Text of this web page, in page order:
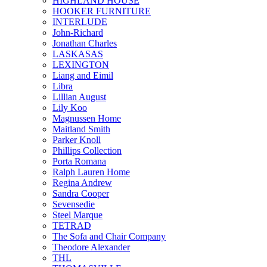
HOOKER FURNITURE
INTERLUDE
John-Richard
Jonathan Charles
LASKASAS
LEXINGTON
Liang and Eimil
Libra
Lillian August
Lily Koo
Magnussen Home
Maitland Smith
Parker Knoll
Phillips Collection
Porta Romana
Ralph Lauren Home
Regina Andrew
Sandra Cooper
Sevensedie
Steel Marque
TETRAD
The Sofa and Chair Company
Theodore Alexander
THL